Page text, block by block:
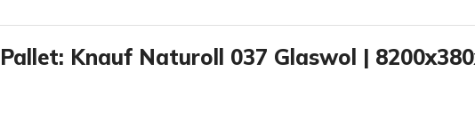
Pallet: Knauf Naturoll 037 Glaswol |